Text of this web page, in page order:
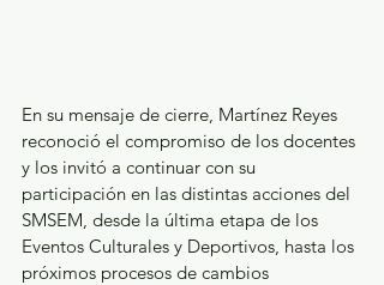
En su mensaje de cierre, Martínez Reyes
reconoció el compromiso de los docentes
y los invitó a continuar con su
participación en las distintas acciones del
SMSEM, desde la última etapa de los
Eventos Culturales y Deportivos, hasta los
próximos procesos de cambios